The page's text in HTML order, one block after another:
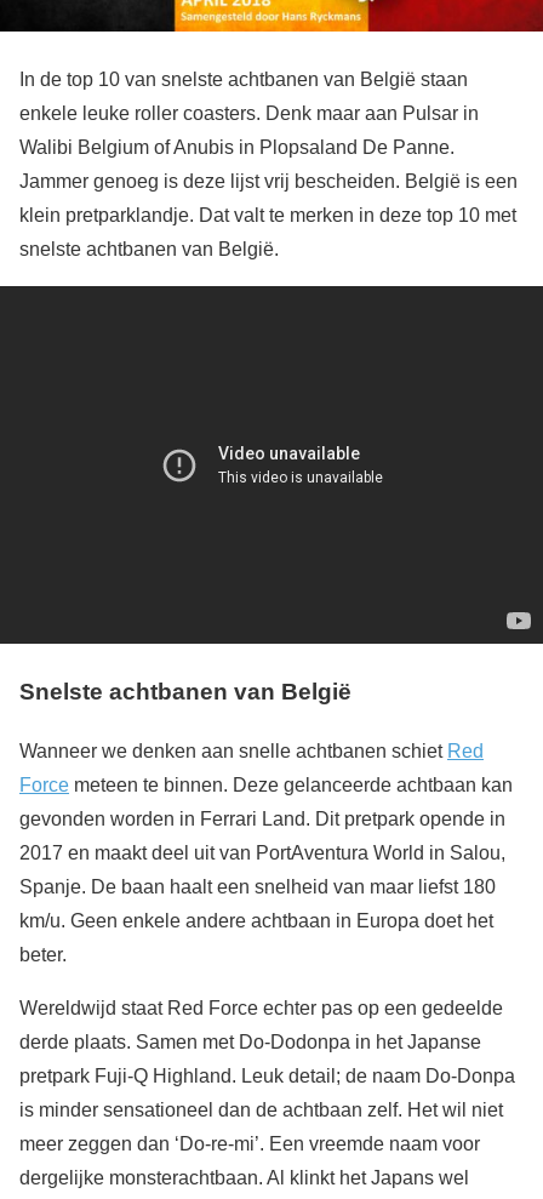
In de top 10 van snelste achtbanen van België staan
enkele leuke roller coasters. Denk maar aan Pulsar in
Walibi Belgium of Anubis in Plopsaland De Panne.
Jammer genoeg is deze lijst vrij bescheiden. België is een
klein pretparklandje. Dat valt te merken in deze top 10 met
snelste achtbanen van België.
Snelste achtbanen van België
Wanneer we denken aan snelle achtbanen schiet Red
Force meteen te binnen. Deze gelanceerde achtbaan kan
gevonden worden in Ferrari Land. Dit pretpark opende in
2017 en maakt deel uit van PortAventura World in Salou,
Spanje. De baan haalt een snelheid van maar liefst 180
km/u. Geen enkele andere achtbaan in Europa doet het
beter.
Wereldwijd staat Red Force echter pas op een gedeelde
derde plaats. Samen met Do-Dodonpa in het Japanse
pretpark Fuji-Q Highland. Leuk detail; de naam Do-Donpa
is minder sensationeel dan de achtbaan zelf. Het wil niet
meer zeggen dan ‘Do-re-mi’. Een vreemde naam voor
dergelijke monsterachtbaan. Al klinkt het Japans wel